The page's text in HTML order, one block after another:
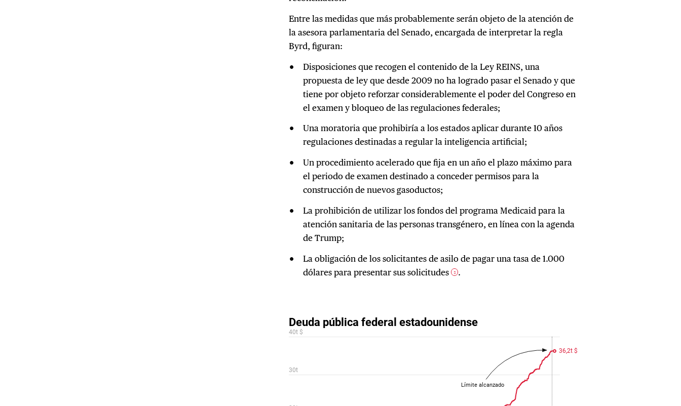
Entre las medidas que más probablemente serán objeto de la atención de
la asesora parlamentaria del Senado, encargada de interpretar la regla
Byrd, figuran:
Disposiciones que recogen el contenido de la Ley REINS, una
propuesta de ley que desde 2009 no ha logrado pasar el Senado y que
tiene por objeto reforzar considerablemente el poder del Congreso en
el examen y bloqueo de las regulaciones federales;
Una moratoria que prohibiría a los estados aplicar durante 10 años
regulaciones destinadas a regular la inteligencia artificial;
Un procedimiento acelerado que fija en un año el plazo máximo para
el periodo de examen destinado a conceder permisos para la
construcción de nuevos gasoductos;
La prohibición de utilizar los fondos del programa Medicaid para la
atención sanitaria de las personas transgénero, en línea con la agenda
de Trump;
La obligación de los solicitantes de asilo de pagar una tasa de 1.000
dólares para presentar sus solicitudes 2 .